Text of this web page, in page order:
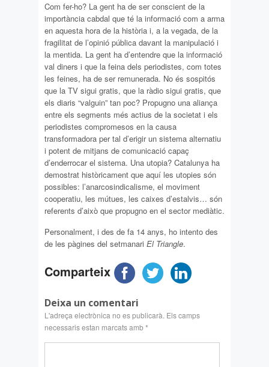
Com fer-ho? La gent ha de ser conscient de la
importància cabdal que té la informació com a arma
en aquesta hora de la història i, a la vegada, de la
fragilitat de l’opinió pública davant la manipulació i
la mentida. La gent ha d’entendre que la informació
val diners i que la feina dels periodistes, com totes
les feines, ha de ser remunerada. No és sospitós
que la TV sigui gratis, que la ràdio sigui gratis, que
els diaris “valguin” tan poc? Propugno una aliança
entre els segments més actius de la societat i els
periodistes compromesos en la causa
transformadora per tal d’erigir un sistema alternatiu
i potent de mitjans de comunicació capaç
d’enderrocar el sistema. Una utopia? Catalunya ha
demostrat històricament que aquí les utopies són
possibles: l’anarcosindicalisme, el moviment
cooperatiu, les mútues, les caixes d’estalvis… són
referents d’això que propugno en el sector mediàtic.
Personalment, i des de fa 14 anys, ho intento des
de les pàgines del setmanari El Triangle.
Comparteix
Deixa un comentari
L'adreça electrònica no es publicarà. Els camps
necessaris estan marcats amb*